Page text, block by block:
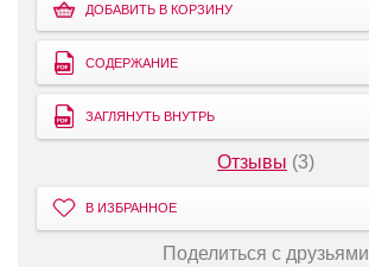
ДОБАВИТЬ В КОРЗИНУ
СОДЕРЖАНИЕ
ЗАГЛЯНУТЬ ВНУТРЬ
Отзывы (3)
В ИЗБРАННОЕ
Поделиться с друзьями